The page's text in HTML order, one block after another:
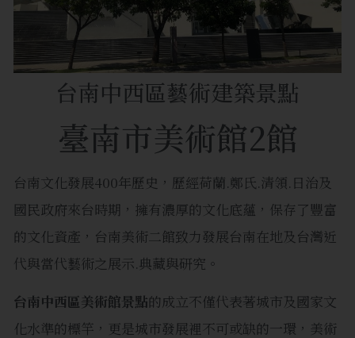
台南中西區藝術建築景點
臺南市美術館2館
台南文化發展400年歷史，歷經荷蘭.鄭氏.清領.日治及
國民政府來台時期，擁有濃厚的文化底蘊，保存了豐富
的文化資產，台南美術二館致力發展台南在地及台灣近
代與當代藝術之展示.典藏與研究。
台南中西區美術館景點的成立不僅代表著城市及國家文
化水準的標竿，更是城市發展裡不可或缺的一環，美術